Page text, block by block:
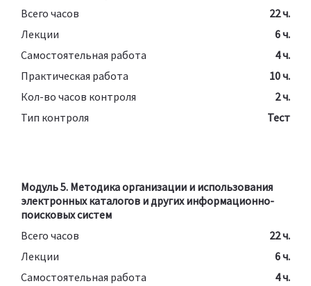
Всего часов
22 ч.
Лекции
6 ч.
Самостоятельная работа
4 ч.
Практическая работа
10 ч.
Кол-во часов контроля
2 ч.
Тип контроля
Тест
Модуль 5. Методика организации и использования
электронных каталогов и других информационно-
поисковых систем
Всего часов
22 ч.
Лекции
6 ч.
Самостоятельная работа
4 ч.